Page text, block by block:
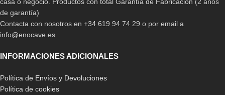
de garantía)
Contacta con nosotros en +34 619 94 74 29 o por email a
info@enocave.es
INFORMACIONES ADICIONALES
Política de Envíos y Devoluciones
Política de cookies